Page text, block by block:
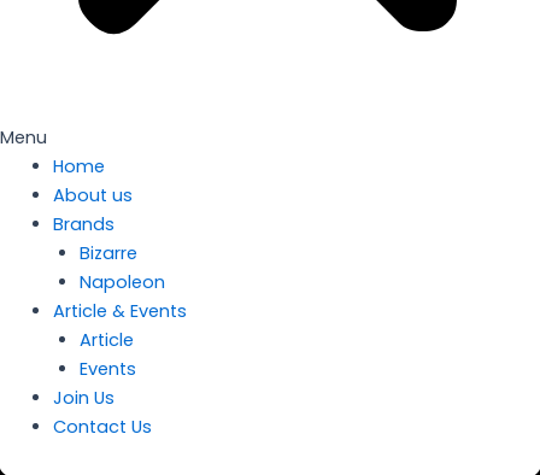
Menu
Home
About us
Brands
Bizarre
Napoleon
Article & Events
Article
Events
Join Us
Contact Us